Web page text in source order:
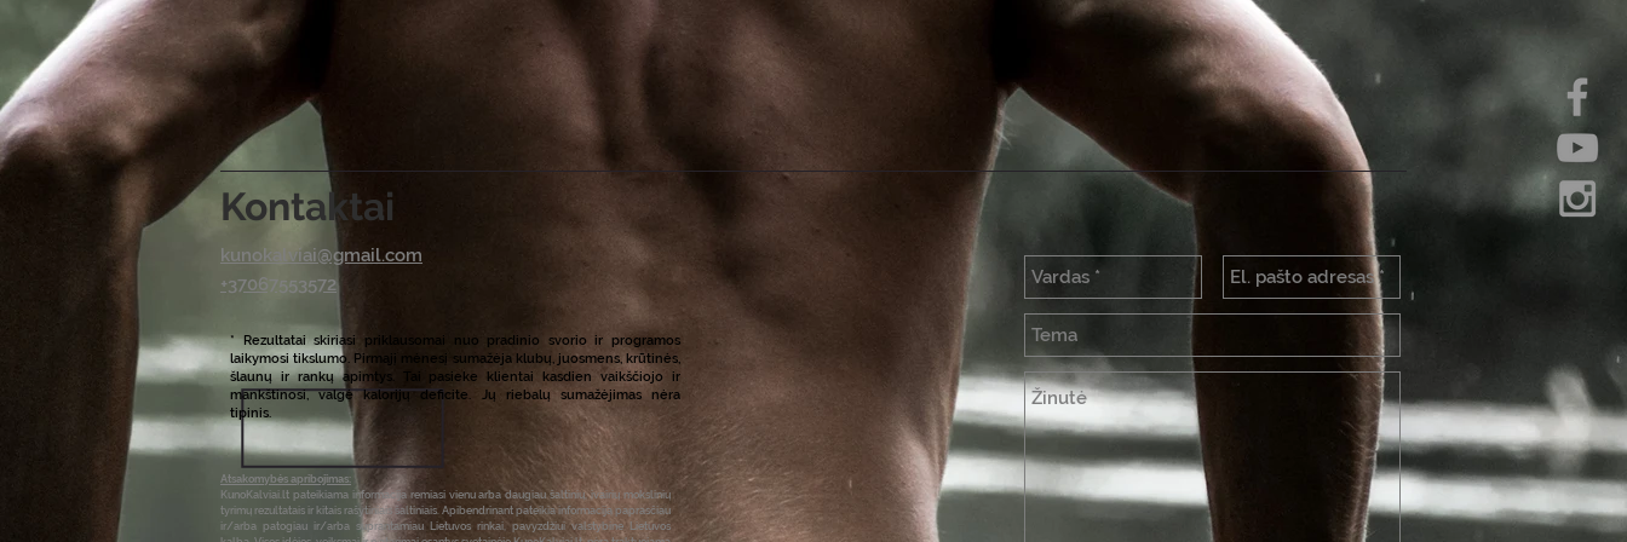
Kontaktai
kunokalviai@gmail.com
+37067553572
* Rezultatai skiriasi priklausomai nuo pradinio svorio ir programos
laikymosi tikslumo. Pirmąjį mėnesį sumažėja klubų, juosmens, krūtinės,
šlaunų ir rankų apimtys. Tai pasieke klientai kasdien vaikščiojo ir
mankštinosi, valgė kalorijų deficite. Jų riebalų sumažėjimas nėra
tipinis.
Atsakomybės apribojimas:
KunoKalviai.lt pateikiama informacija remiasi vienu arba daugiau šaltinių, įvairių mokslinių
tyrimų rezultatais ir kitais rašytiniais šaltiniais. Apibendrinant pateikia informaciją paprasčiau
ir/arba patogiau ir/arba suprantamiau Lietuvos rinkai, pavyzdžiui valstybine Lietuvos